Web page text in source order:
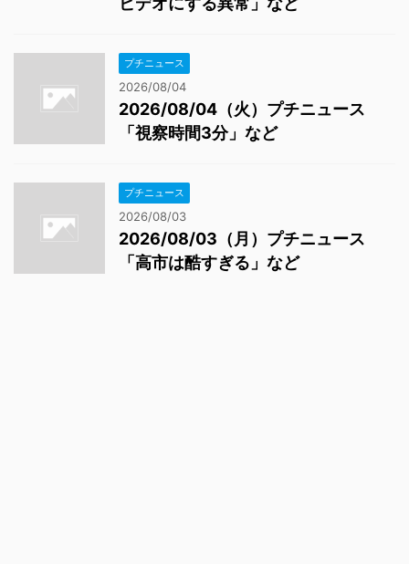
プチニュース
2026/08/04
2026/08/04（火）プチニュース
「視察時間3分」など
プチニュース
2026/08/03
2026/08/03（月）プチニュース
「高市は酷すぎる」など